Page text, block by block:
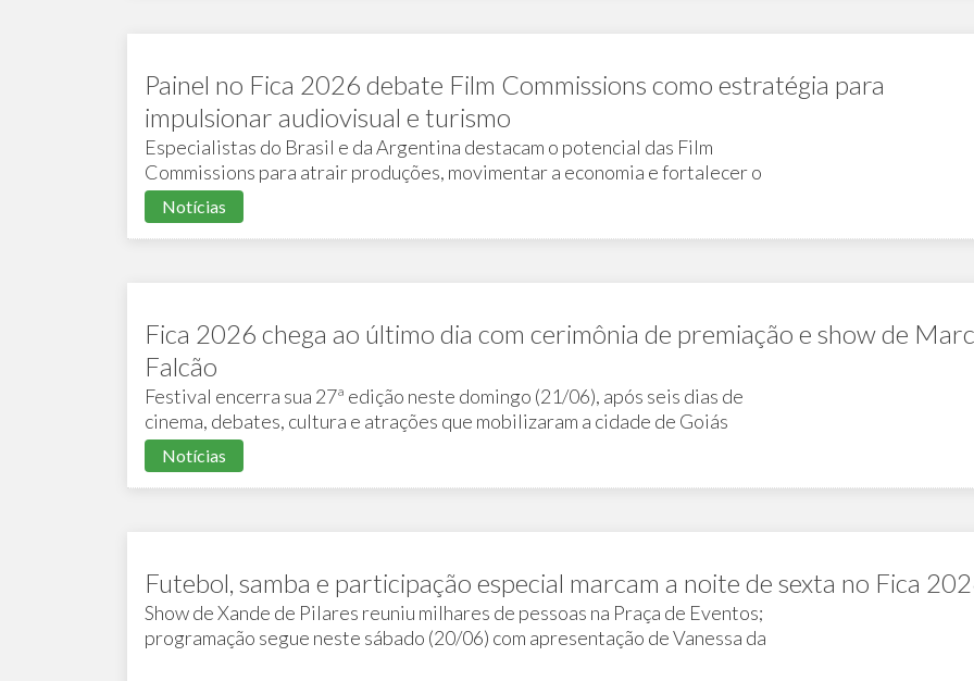
Painel no Fica 2026 debate Film Commissions como estratégia para
impulsionar audiovisual e turismo
Especialistas do Brasil e da Argentina destacam o potencial das Film
Commissions para atrair produções, movimentar a economia e fortalecer o
desenvolvimento dos territórios
Notícias
Fica 2026 chega ao último dia com cerimônia de premiação e show de
Falcão
Festival encerra sua 27ª edição neste domingo (21/06), após seis dias de
cinema, debates, cultura e atrações que mobilizaram a cidade de Goiás
Notícias
Futebol, samba e participação especial marcam a noite de sexta no Fica
Show de Xande de Pilares reuniu milhares de pessoas na Praça de Eventos;
programação segue neste sábado (20/06) com apresentação de Vanessa da